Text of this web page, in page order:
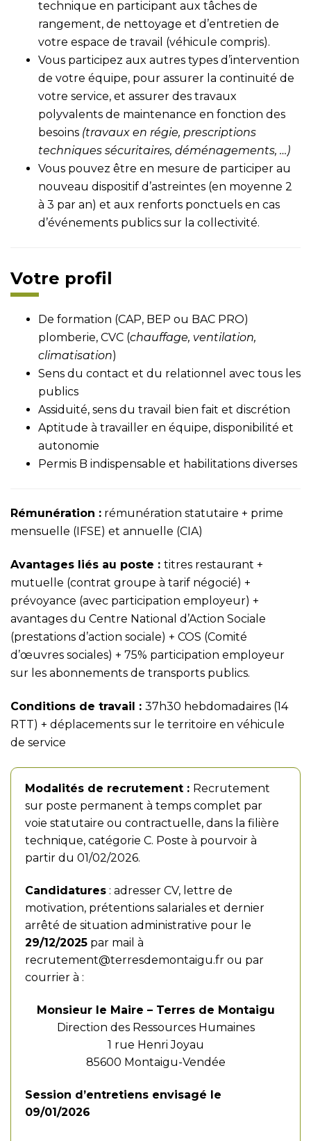
technique en participant aux tâches de
rangement, de nettoyage et d’entretien de
votre espace de travail (véhicule compris).
Vous participez aux autres types d’intervention
de votre équipe, pour assurer la continuité de
votre service, et assurer des travaux
polyvalents de maintenance en fonction des
besoins (travaux en régie, prescriptions
techniques sécuritaires, déménagements, …)
Vous pouvez être en mesure de participer au
nouveau dispositif d’astreintes (en moyenne 2
à 3 par an) et aux renforts ponctuels en cas
d’événements publics sur la collectivité.
Votre profil
De formation (CAP, BEP ou BAC PRO)
plomberie, CVC (chauffage, ventilation,
climatisation)
Sens du contact et du relationnel avec tous les
publics
Assiduité, sens du travail bien fait et discrétion
Aptitude à travailler en équipe, disponibilité et
autonomie
Permis B indispensable et habilitations diverses
Rémunération : rémunération statutaire + prime
mensuelle (IFSE) et annuelle (CIA)
Avantages liés au poste : titres restaurant +
mutuelle (contrat groupe à tarif négocié) +
prévoyance (avec participation employeur) +
avantages du Centre National d’Action Sociale
(prestations d’action sociale) + COS (Comité
d’œuvres sociales) + 75% participation employeur
sur les abonnements de transports publics.
Conditions de travail : 37h30 hebdomadaires (14
RTT) + déplacements sur le territoire en véhicule
de service
Modalités de recrutement : Recrutement
sur poste permanent à temps complet par
voie statutaire ou contractuelle, dans la filière
technique, catégorie C. Poste à pourvoir à
partir du 01/02/2026.
Candidatures : adresser CV, lettre de
motivation, prétentions salariales et dernier
arrêté de situation administrative pour le
29/12/2025 par mail à
recrutement@terresdemontaigu.fr ou par
courrier à :
Monsieur le Maire – Terres de Montaigu
Direction des Ressources Humaines
1 rue Henri Joyau
85600 Montaigu-Vendée
Session d’entretiens envisagé le
09/01/2026